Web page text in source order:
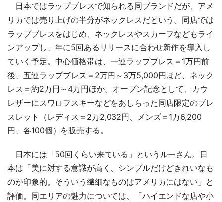
日本ではラップブレスで知られる同ブランドだが、アメ
リカでは売り上げの半分がネックレスだという。同店では
ラップブレスをはじめ、ネックレスやスカーフなどもライ
ンアップし、年に5回あるリリースに合わせ新作を導入し
ていく予定。中心価格帯は、一連ラップブレス＝1万円前
後、五連ラップブレス＝2万円～3万5,000円ほど、ネック
レス＝約2万円～4万円ほか。オープン記念として、カウ
レザーにスワロフスキーなどをあしらった同店限定のブレ
スレット（レディス＝2万2,032円、メンズ＝1万6,200
円、各100個）を販売する。
日本には「50回くらい来ている」というルーさん。日
本は「美に対する意識が高く、シンプルだけどきれいなも
のが印象的。そういう繊細なものはアメリカにはない」と
評価。同エリアの魅力については、「ハイエンドな店や小